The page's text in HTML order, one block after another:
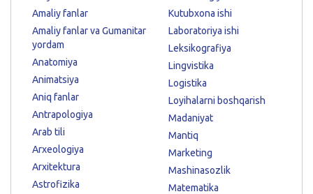
Amaliy fanlar
Amaliy fanlar va Gumanitar
yordam
Anatomiya
Animatsiya
Aniq fanlar
Antrapologiya
Arab tili
Arxeologiya
Arxitektura
Astrofizika
Kutubxona ishi
Laboratoriya ishi
Leksikografiya
Lingvistika
Logistika
Loyihalarni boshqarish
Madaniyat
Mantiq
Marketing
Mashinasozlik
Matematika